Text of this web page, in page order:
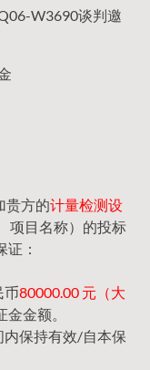
W3690谈判邀
贵方的计量检测设
项目名称）的投标
证：
币80000.00 元（大
金额。
内保持有效/自本保